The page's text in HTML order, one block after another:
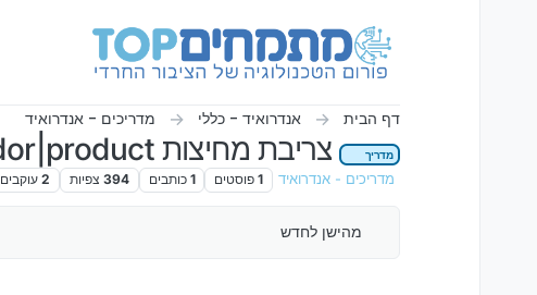
דף הבית אנדרואיד - כללי מדריכים - אנדרואיד
מדריך צריבת מחיצות system|vendor|product בנפרד במכשירים עם אנדרואיד 10,11,12
מדריכים - אנדרואיד 1 פוסטים 1 כותבים 394 צפיות 2 עוקבים
מהישן לחדש